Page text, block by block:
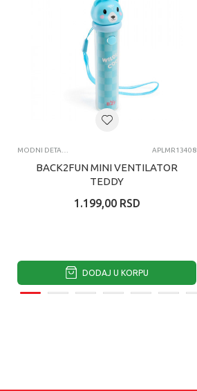
MODNI DETALJI APLMR13408
BACK2FUN MINI VENTILATOR
TEDDY
1.199,00 RSD
DODAJ U KORPU